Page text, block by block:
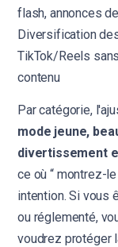
flash, annonces
Diversification
TikTok/Reels
contenu
Par catégorie,
mode jeune,
divertissement
ce où “ montrez-
intention. Si vous
ou réglementé,
voudrez protéger